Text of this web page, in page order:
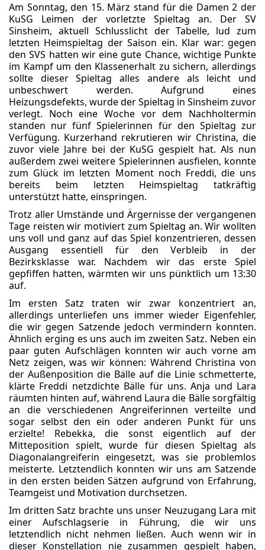
Am Sonntag, den 15. März stand für die Damen 2 der
KuSG Leimen der vorletzte Spieltag an. Der SV
Sinsheim, aktuell Schlusslicht der Tabelle, lud zum
letzten Heimspieltag der Saison ein. Klar war: gegen
den SVS hatten wir eine gute Chance, wichtige Punkte
im Kampf um den Klassenerhalt zu sichern, allerdings
sollte dieser Spieltag alles andere als leicht und
unbeschwert werden. Aufgrund eines
Heizungsdefekts, wurde der Spieltag in Sinsheim zuvor
verlegt. Noch eine Woche vor dem Nachholtermin
standen nur fünf Spielerinnen für den Spieltag zur
Verfügung. Kurzerhand rekrutieren wir Christina, die
zuvor viele Jahre bei der KuSG gespielt hat. Als nun
außerdem zwei weitere Spielerinnen ausfielen, konnte
zum Glück im letzten Moment noch Freddi, die uns
bereits beim letzten Heimspieltag tatkräftig
unterstützt hatte, einspringen.
Trotz aller Umstände und Ärgernisse der vergangenen
Tage reisten wir motiviert zum Spieltag an. Wir wollten
uns voll und ganz auf das Spiel konzentrieren, dessen
Ausgang essentiell für den Verbleib in der
Bezirksklasse war. Nachdem wir das erste Spiel
gepfiffen hatten, wärmten wir uns pünktlich um 13:30
auf.
Im ersten Satz traten wir zwar konzentriert an,
allerdings unterliefen uns immer wieder Eigenfehler,
die wir gegen Satzende jedoch vermindern konnten.
Ähnlich erging es uns auch im zweiten Satz. Neben ein
paar guten Aufschlägen konnten wir auch vorne am
Netz zeigen, was wir können: Während Christina von
der Außenposition die Bälle auf die Linie schmetterte,
klärte Freddi netzdichte Bälle für uns. Anja und Lara
räumten hinten auf, während Laura die Bälle sorgfältig
an die verschiedenen Angreiferinnen verteilte und
sogar selbst den ein oder anderen Punkt für uns
erzielte! Rebekka, die sonst eigentlich auf der
Mitteposition spielt, wurde für diesen Spieltag als
Diagonalangreiferin eingesetzt, was sie problemlos
meisterte. Letztendlich konnten wir uns am Satzende
in den ersten beiden Sätzen aufgrund von Erfahrung,
Teamgeist und Motivation durchsetzen.
Im dritten Satz brachte uns unser Neuzugang Lara mit
einer Aufschlagserie in Führung, die wir uns
letztendlich nicht nehmen ließen. Auch wenn wir in
dieser Konstellation nie zusammen gespielt haben,